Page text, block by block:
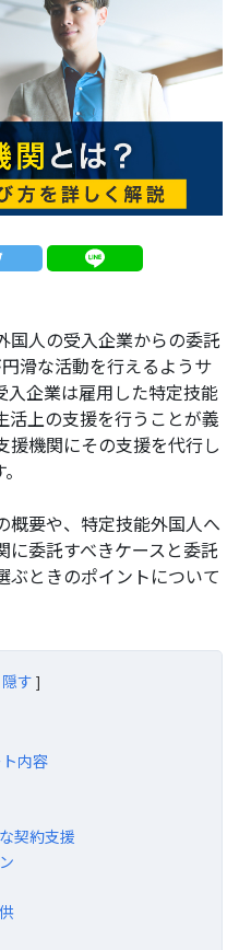
国人の受入企業からの委託
滑な活動を行えるようサ
入企業は雇用した特定技能
活上の支援を行うことが義
援機関にその支援を代行し
概要や、特定技能外国人へ
に委託すべきケースと委託
ぶときのポイントについて
隠す
内容
契約支援